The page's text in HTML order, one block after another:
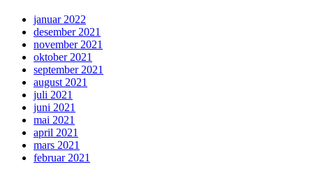
januar 2022
desember 2021
november 2021
oktober 2021
september 2021
august 2021
juli 2021
juni 2021
mai 2021
april 2021
mars 2021
februar 2021